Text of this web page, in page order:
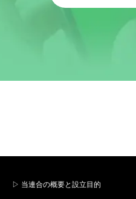
▷ 当連合の概要と設立目的